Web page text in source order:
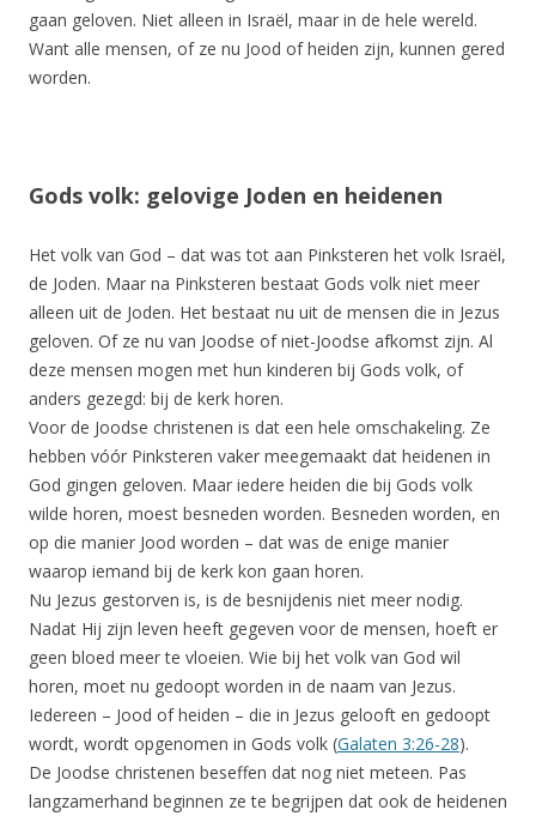
gaan geloven. Niet alleen in Israël, maar in de hele wereld.
Want alle mensen, of ze nu Jood of heiden zijn, kunnen gered
worden.
Gods volk: gelovige Joden en heidenen
Het volk van God – dat was tot aan Pinksteren het volk Israël,
de Joden. Maar na Pinksteren bestaat Gods volk niet meer
alleen uit de Joden. Het bestaat nu uit de mensen die in Jezus
geloven. Of ze nu van Joodse of niet-Joodse afkomst zijn. Al
deze mensen mogen met hun kinderen bij Gods volk, of
anders gezegd: bij de kerk horen.
Voor de Joodse christenen is dat een hele omschakeling. Ze
hebben vóór Pinksteren vaker meegemaakt dat heidenen in
God gingen geloven. Maar iedere heiden die bij Gods volk
wilde horen, moest besneden worden. Besneden worden, en
op die manier Jood worden – dat was de enige manier
waarop iemand bij de kerk kon gaan horen.
Nu Jezus gestorven is, is de besnijdenis niet meer nodig.
Nadat Hij zijn leven heeft gegeven voor de mensen, hoeft er
geen bloed meer te vloeien. Wie bij het volk van God wil
horen, moet nu gedoopt worden in de naam van Jezus.
Iedereen – Jood of heiden – die in Jezus gelooft en gedoopt
wordt, wordt opgenomen in Gods volk (Galaten 3:26-28).
De Joodse christenen beseffen dat nog niet meteen. Pas
langzamerhand beginnen ze te begrijpen dat ook de heidenen